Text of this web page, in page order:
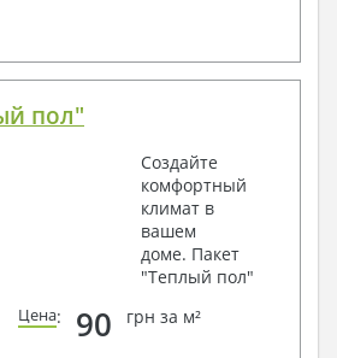
пол"
Создайте
комфортный
климат в
вашем
доме. Пакет
"Теплый пол"
Цена: 90 грн за м²